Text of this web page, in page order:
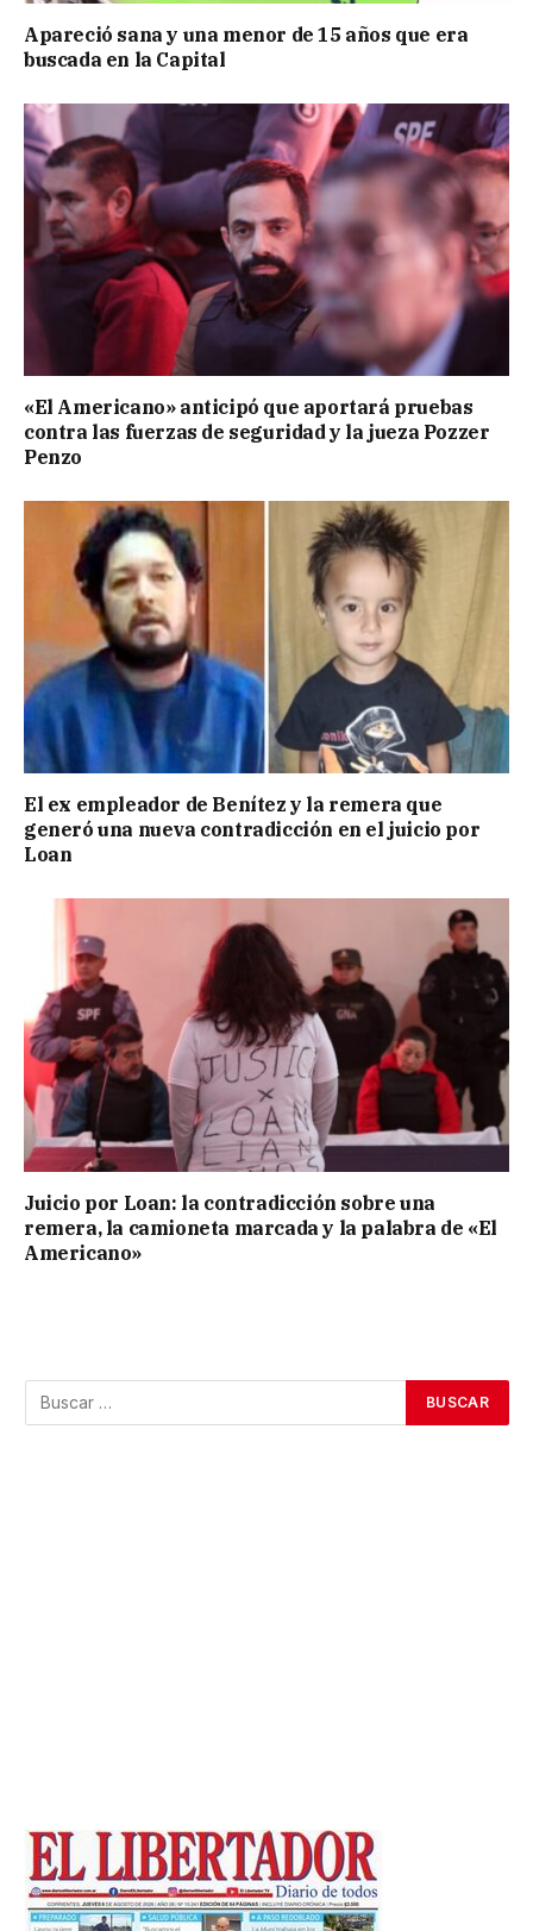
Apareció sana y una menor de 15 años que era
buscada en la Capital
«El Americano» anticipó que aportará pruebas
contra las fuerzas de seguridad y la jueza Pozzer
Penzo
El ex empleador de Benítez y la remera que
generó una nueva contradicción en el juicio por
Loan
Juicio por Loan: la contradicción sobre una
remera, la camioneta marcada y la palabra de «El
Americano»